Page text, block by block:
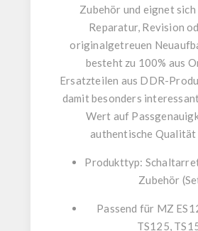
Zubehör und eignet
Reparatur, Revision
originalgetreuen
besteht zu 100% aus
Ersatzteilen aus DDR-
damit besonders
Wert auf
authentische Qualität
Produkttyp:
Zubehör
Passend für MZ
TS125,